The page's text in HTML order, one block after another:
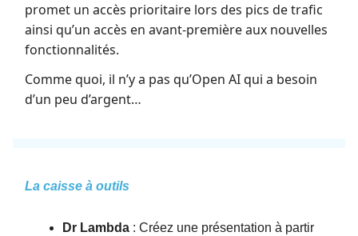
promet un accès prioritaire lors des pics de trafic
ainsi qu’un accès en avant-première aux nouvelles
fonctionnalités.
Comme quoi, il n’y a pas qu’Open AI qui a besoin
d’un peu d’argent…
La caisse à outils
Dr Lambda : Créez une présentation à partir